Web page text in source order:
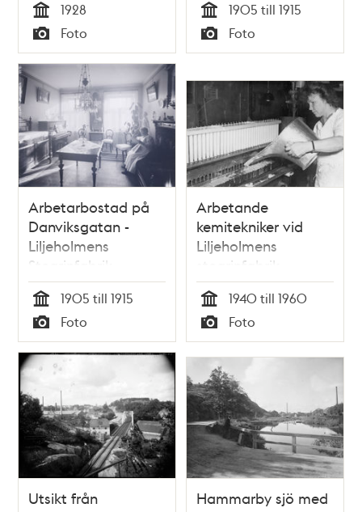
Tid
1928
Typ
Foto Tid
1905 till 1915
Typ
Foto
Arbetarbostad på
Danviksgatan -
Liljeholmens
Stearinfabrik.
Tid
1905 till 1915
Typ
Foto
Arbetande
kemitekniker vid
Liljeholmens
stearinfabrik
Tid
1940 till 1960
Typ
Foto
Utsikt från
Hammarby sjö med